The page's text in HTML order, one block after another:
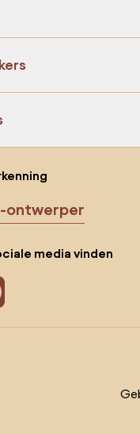
ontwerper
media vinden